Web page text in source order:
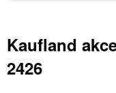
Kaufland
2426